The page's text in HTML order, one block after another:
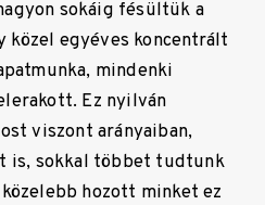
sokáig fésültük a
közel egyéves koncentrált
mindenki
Ez nyilván
viszont arányaiban,
is, sokkal többet tudtunk
hozott minket ez